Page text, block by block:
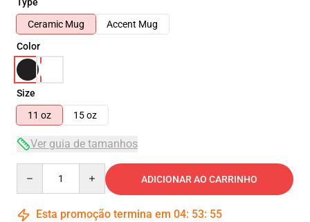
Ceramic Mug
Accent Mug
Color
Size
11 oz
15 oz
Ver guia de tamanhos
ADICIONAR AO CARRINHO
Esta promoção termina em 04: 53: 54